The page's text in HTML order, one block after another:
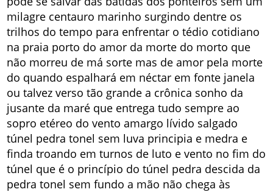
milagre centauro marinho surgindo dentre os
trilhos do tempo para enfrentar o tédio cotidiano
na praia porto do amor da morte do morto que
não morreu de má sorte mas de amor pela morte
do quando espalhará em néctar em fonte janela
ou talvez verso tão grande a crônica sonho da
jusante da maré que entrega tudo sempre ao
sopro etéreo do vento amargo lívido salgado
túnel pedra tonel sem luva principia e medra e
finda troando em turnos de luto e vento no fim do
túnel que é o princípio do túnel pedra descida da
pedra tonel sem fundo a mão não chega às